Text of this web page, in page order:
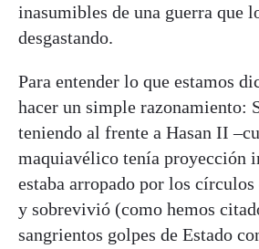
inasumibles de una guerra que
desgastando.
Para entender lo que estamos
hacer un simple razonamiento:
teniendo al frente a Hasan II
maquiavélico tenía proyección
estaba arropado por los
y sobrevivió (como hemos
sangrientos golpes de Estado